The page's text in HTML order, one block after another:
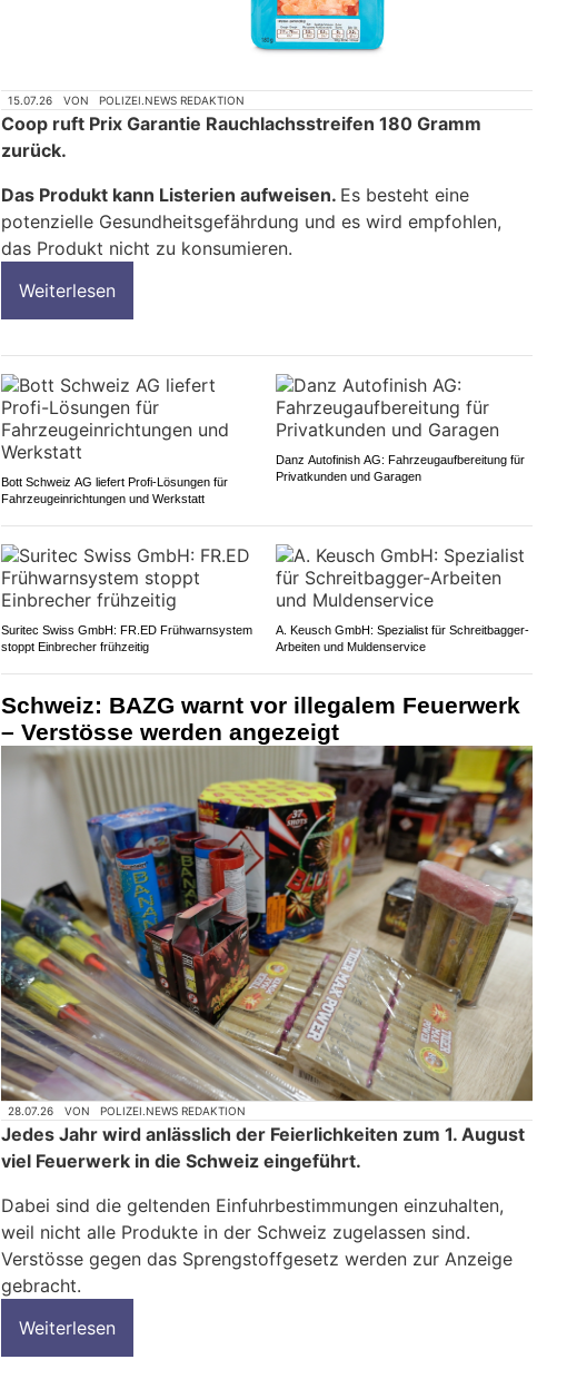
15.07.26 VON POLIZEI.NEWS REDAKTION
Coop ruft Prix Garantie Rauchlachsstreifen 180 Gramm
zurück.
Das Produkt kann Listerien aufweisen. Es besteht eine
potenzielle Gesundheitsgefährdung und es wird empfohlen,
das Produkt nicht zu konsumieren.
Weiterlesen
Bott Schweiz AG liefert Profi-Lösungen für
Fahrzeugeinrichtungen und Werkstatt
Danz Autofinish AG: Fahrzeugaufbereitung für
Privatkunden und Garagen
Suritec Swiss GmbH: FR.ED Frühwarnsystem
stoppt Einbrecher frühzeitig
A. Keusch GmbH: Spezialist für Schreitbagger-
Arbeiten und Muldenservice
Schweiz: BAZG warnt vor illegalem Feuerwerk
– Verstösse werden angezeigt
28.07.26 VON POLIZEI.NEWS REDAKTION
Jedes Jahr wird anlässlich der Feierlichkeiten zum 1. August
viel Feuerwerk in die Schweiz eingeführt.
Dabei sind die geltenden Einfuhrbestimmungen einzuhalten,
weil nicht alle Produkte in der Schweiz zugelassen sind.
Verstösse gegen das Sprengstoffgesetz werden zur Anzeige
gebracht.
Weiterlesen